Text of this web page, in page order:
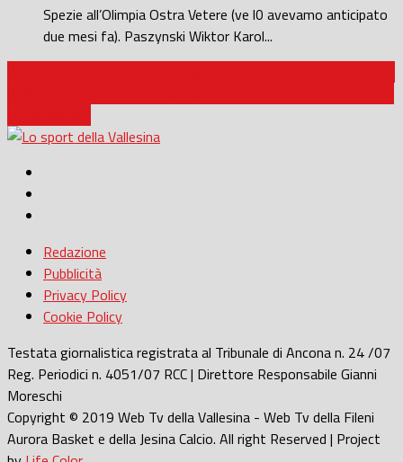
Spezie all’Olimpia Ostra Vetere (ve l0 avevamo anticipato
due mesi fa). Paszynski Wiktor Karol...
Redazione
Pubblicità
Privacy Policy
Cookie Policy
Testata giornalistica registrata al Tribunale di Ancona n. 24 /07
Reg. Periodici n. 4051/07 RCC | Direttore Responsabile Gianni
Moreschi
Copyright © 2019 Web Tv della Vallesina - Web Tv della Fileni
Aurora Basket e della Jesina Calcio. All right Reserved | Project